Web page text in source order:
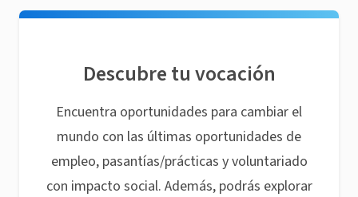
Descubre tu vocación
Encuentra oportunidades para cambiar el
mundo con las últimas oportunidades de
empleo, pasantías/prácticas y voluntariado
con impacto social. Además, podrás explorar